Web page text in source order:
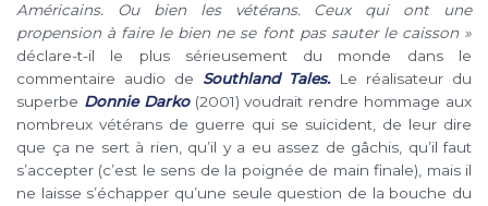
Américains. Ou bien les vétérans. Ceux qui ont une
propension à faire le bien ne se font pas sauter le caisson »
déclare-t-il le plus sérieusement du monde dans le
commentaire audio de Southland Tales.Le réalisateur du
superbe Donnie Darko (2001) voudrait rendre hommage aux
nombreux vétérans de guerre qui se suicident, de leur dire
que ça ne sert à rien, qu’il y a eu assez de gâchis, qu’il faut
s’accepter (c’est le sens de la poignée de main finale), mais il
ne laisse s’échapper qu’une seule question de la bouche du